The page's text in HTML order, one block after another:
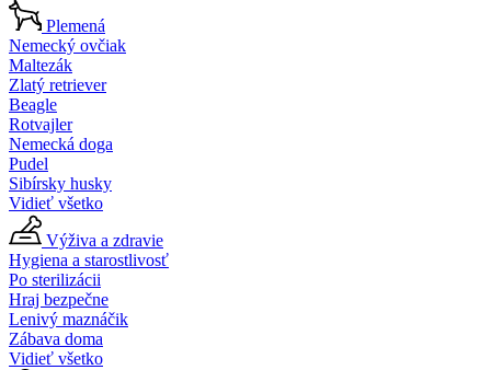
Plemená
Nemecký ovčiak
Maltezák
Zlatý retriever
Beagle
Rotvajler
Nemecká doga
Pudel
Sibírsky husky
Vidieť všetko
Výživa a zdravie
Hygiena a starostlivosť
Po sterilizácii
Hraj bezpečne
Lenivý maznáčik
Zábava doma
Vidieť všetko